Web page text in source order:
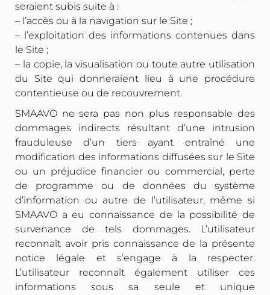
seraient subis suite à :
– l’accès ou à la navigation sur le Site ;
– l’exploitation des informations contenues dans
le Site ;
– la copie, la visualisation ou toute autre utilisation
du Site qui donneraient lieu à une procédure
contentieuse ou de recouvrement.
SMAAVO ne sera pas non plus responsable des
dommages indirects résultant d’une intrusion
frauduleuse d’un tiers ayant entraîné une
modification des informations diffusées sur le Site
ou un préjudice financier ou commercial, perte
de programme ou de données du système
d’information ou autre de l’utilisateur, même si
SMAAVO a eu connaissance de la possibilité de
survenance de tels dommages. L’utilisateur
reconnaît avoir pris connaissance de la présente
notice légale et s’engage à la respecter.
L’utilisateur reconnaît également utiliser ces
informations sous sa seule et unique